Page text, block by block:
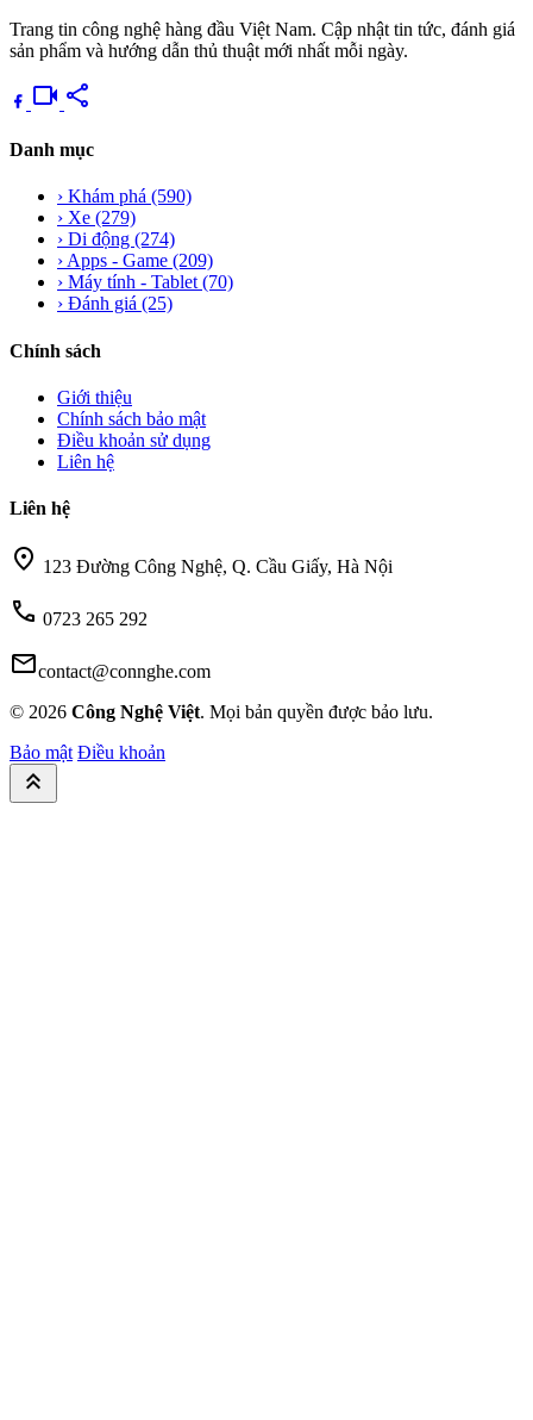
Trang tin công nghệ hàng đầu Việt Nam. Cập nhật tin tức, đánh giá
sản phẩm và hướng dẫn thủ thuật mới nhất mỗi ngày.
videocam share
Danh mục
› Khám phá (590)
› Xe (279)
› Di động (274)
› Apps - Game (209)
› Máy tính - Tablet (70)
› Đánh giá (25)
Chính sách
Giới thiệu
Chính sách bảo mật
Điều khoản sử dụng
Liên hệ
Liên hệ
location_on 123 Đường Công Nghệ, Q. Cầu Giấy, Hà Nội
call 0723 265 292
mailcontact@connghe.com
© 2026 Công Nghệ Việt. Mọi bản quyền được bảo lưu.
Bảo mật Điều khoản
keyboard_double_arrow_up